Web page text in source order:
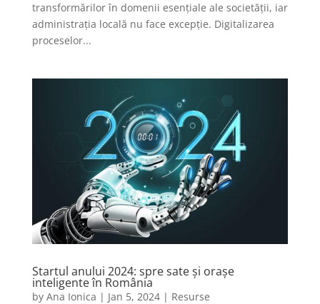
transformărilor în domenii esențiale ale societății, iar
administrația locală nu face excepție. Digitalizarea
proceselor...
Startul anului 2024: spre sate și orașe
inteligente în România
by Ana Ionica | Jan 5, 2024| Resurse